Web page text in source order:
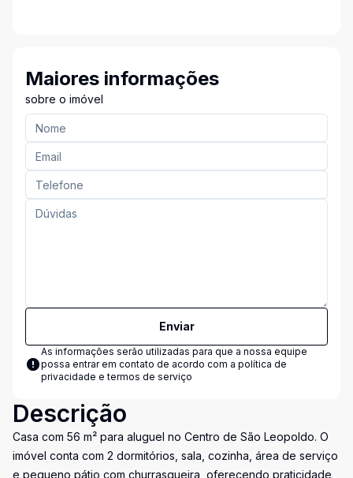
Maiores informações
sobre o imóvel
Enviar
As informações serão utilizadas para que a nossa equipe
possa entrar em contato de acordo com a política de
privacidade e termos de serviço
Descrição
Casa com 56 m² para aluguel no Centro de São Leopoldo. O
imóvel conta com 2 dormitórios, sala, cozinha, área de serviço
e pequeno pátio com churrasqueira, oferecendo praticidade